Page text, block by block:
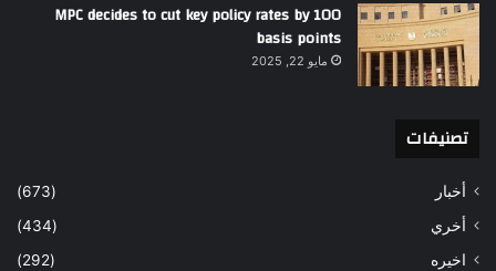
MPC decides to cut key policy rates by 100
basis points
مايو 22, 2025
تصنيفات
أخبار
(673)
أخري
(434)
اخيره
(292)